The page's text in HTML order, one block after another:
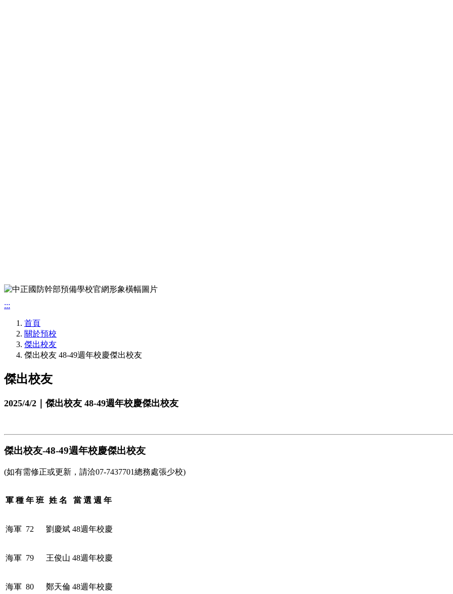
:::
首頁
關於預校
傑出校友
傑出校友 48-49週年校慶傑出校友
傑出校友
2025/4/2｜傑出校友 48-49週年校慶傑出校友
傑出校友-48-49週年校慶傑出校友
(如有需修正或更新，請洽07-7437701總務處張少校)
軍 種 年 班 姓 名 當 選 週 年
海軍 72 劉慶斌 48週年校慶
海軍 79 王俊山 48週年校慶
海軍 80 鄭天倫 48週年校慶